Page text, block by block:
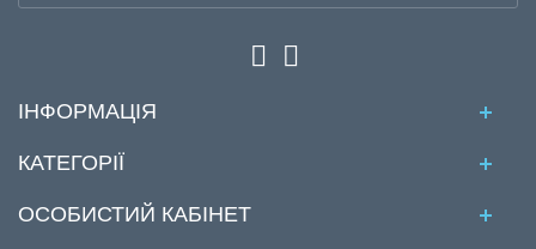
ІНФОРМАЦІЯ
КАТЕГОРІЇ
ОСОБИСТИЙ КАБІНЕТ